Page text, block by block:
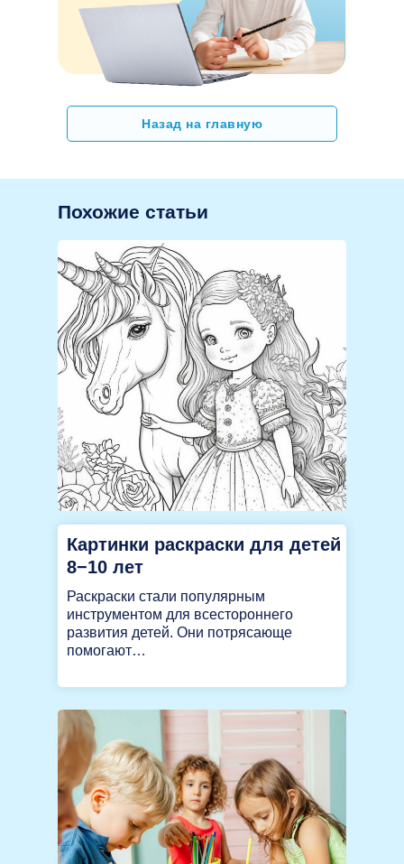
Назад на главную
Похожие статьи
Картинки раскраски для детей
8−10 лет
Раскраски стали популярным
инструментом для всестороннего
развития детей. Они потрясающе
помогают…